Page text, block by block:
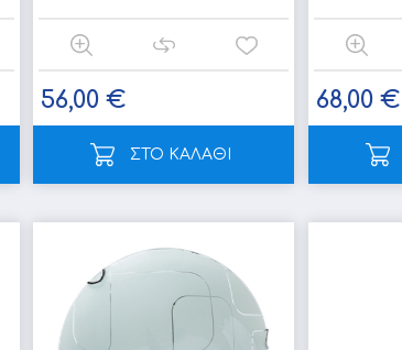
56,00 €
ΣΤΟ ΚΑΛΑΘΙ
68,00 €